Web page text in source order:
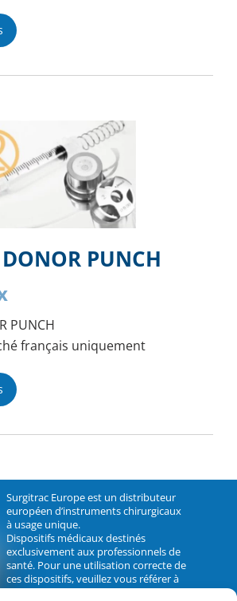
PUNCH
PUNCH
français uniquement
Surgitrac Europe est un distributeur
européen d’instruments chirurgicaux
à usage unique.
Dispositifs médicaux destinés
exclusivement aux professionnels de
santé. Pour une utilisation correcte de
ces dispositifs, veuillez vous référer à
leur notice d’utilisation.